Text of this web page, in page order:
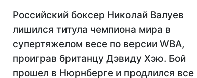
Российский боксер Николай Валуев
лишился титула чемпиона мира в
супертяжелом весе по версии WBA,
проиграв британцу Дэвиду Хэю. Бой
прошел в Нюрнберге и продлился все